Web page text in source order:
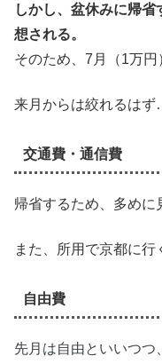
しかし、盆休みに帰
想される。
そのため、7月（1万円
来月からは絞れるは
交通費・通信費
帰省するため、多めに
また、所用で京都に行
自由費
先月は自由といいつつ